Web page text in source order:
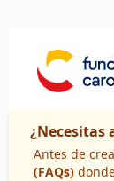
¿Necesitas
Antes de
(FAQs)